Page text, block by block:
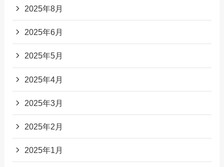
2025年8月
2025年6月
2025年5月
2025年4月
2025年3月
2025年2月
2025年1月